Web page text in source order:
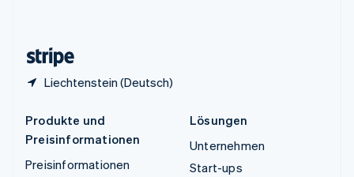
Liechtenstein (Deutsch)
Produkte und
Preisinformationen
Preisinformationen
Lösungen
Unternehmen
Start-ups